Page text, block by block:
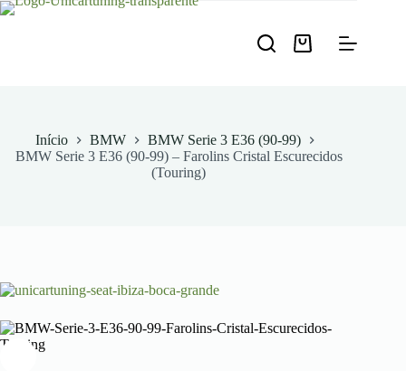
Pular
Carrinho
Início BMW
BMW Serie 3 E36 (90-99)
BMW Serie 3 E36 (90-99) – Farolins Cristal Escurecidos
(Touring)